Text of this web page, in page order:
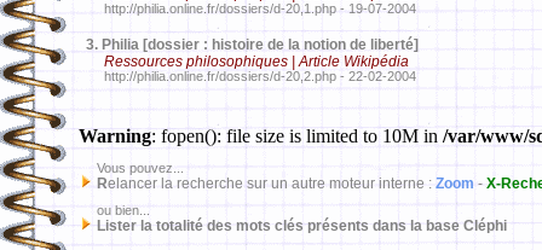
http://philia.online.fr/dossiers/d-20,1.php - 19-07-2004
3. Philia [dossier : histoire de la notion de liberté]
Ressources philosophiques | Article Wikipédia
http://philia.online.fr/dossiers/d-20,2.php - 22-02-2004
Warning: fopen(): file size is limited to 10M in /var/www/
Vous pouvez...
Relancer la recherche sur un autre moteur interne : Zoom - X-
ou bien...
Lister la totalité des mots clés présents dans la base Cléphi